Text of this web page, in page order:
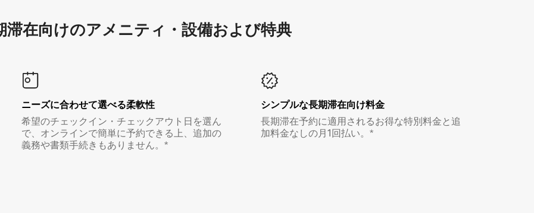
滞在向け⁠のア⁠メ⁠ニ⁠テ⁠ィ⁠・設⁠備⁠および特⁠典
ニーズに合わせて選べる柔軟性
希望のチェックイン・チェックアウト日を選ん
で、オンラインで簡単に予約できる上、追加の
義務や書類手続きもありません。*
シンプルな長期滞在向け料金
長期滞在予約に適用されるお得な特別料金と追
加料金なしの月1回払い。*